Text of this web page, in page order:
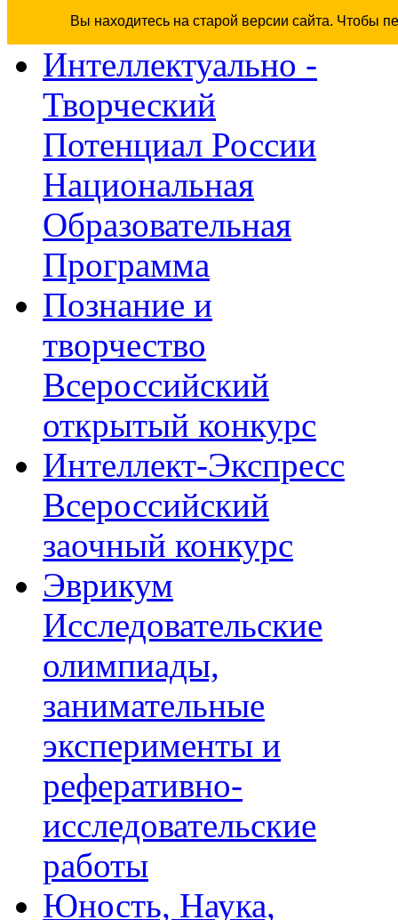
Вы находитесь на старой версии сайта. Чтобы
Интеллектуально -
Творческий
Потенциал России
Национальная
Образовательная
Программа
Познание и
творчество
Всероссийский
открытый конкурс
Интеллект-Экспресс
Всероссийский
заочный конкурс
Эврикум
Исследовательские
олимпиады,
занимательные
эксперименты и
реферативно-
исследовательские
работы
Юность, Наука,